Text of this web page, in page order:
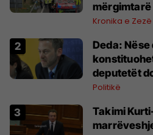
mërgimtarë
Ferizajt
Kronika e Zezë
Deda:
deputetët
rëndë
Politikë
Takimi